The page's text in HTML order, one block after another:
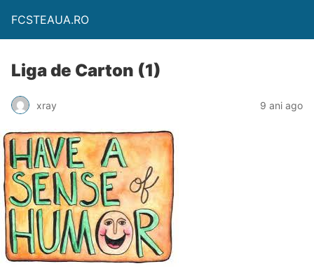
FCSTEAUA.RO
Liga de Carton (1)
xray 9 ani ago